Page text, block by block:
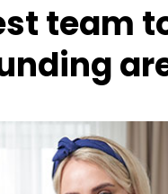
team